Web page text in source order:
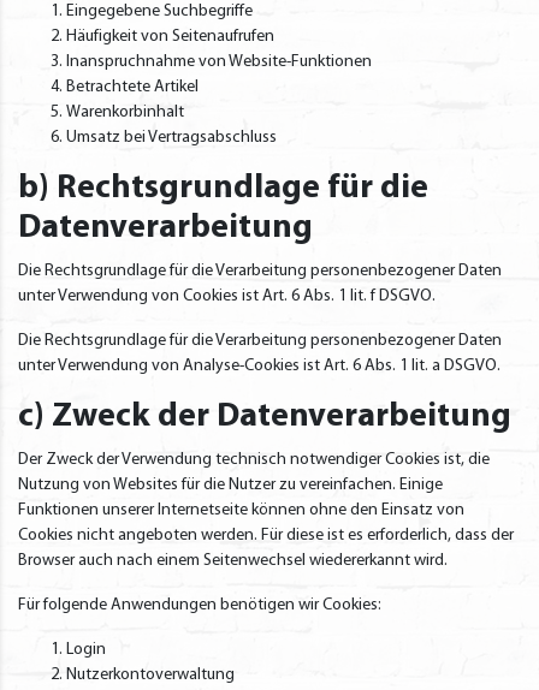
Eingegebene Suchbegriffe
Häufigkeit von Seitenaufrufen
Inanspruchnahme von Website-Funktionen
Betrachtete Artikel
Warenkorbinhalt
Umsatz bei Vertragsabschluss
b) Rechtsgrundlage für die
Datenverarbeitung
Die Rechtsgrundlage für die Verarbeitung personenbezogener Daten
unter Verwendung von Cookies ist Art. 6 Abs. 1 lit. f DSGVO.
Die Rechtsgrundlage für die Verarbeitung personenbezogener Daten
unter Verwendung von Analyse-Cookies ist Art. 6 Abs. 1 lit. a DSGVO.
c) Zweck der Datenverarbeitung
Der Zweck der Verwendung technisch notwendiger Cookies ist, die
Nutzung von Websites für die Nutzer zu vereinfachen. Einige
Funktionen unserer Internetseite können ohne den Einsatz von
Cookies nicht angeboten werden. Für diese ist es erforderlich, dass der
Browser auch nach einem Seitenwechsel wiedererkannt wird.
Für folgende Anwendungen benötigen wir Cookies:
Login
Nutzerkontoverwaltung